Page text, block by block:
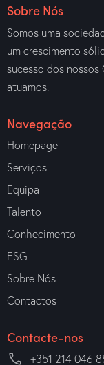
Sobre Nós
Somos uma
um crescimento
sucesso dos
atuamos.
Navegação
Homepage
Serviços
Equipa
Talento
Conhecimento
ESG
Sobre Nós
Contactos
Contacte-nos
+351 214 046